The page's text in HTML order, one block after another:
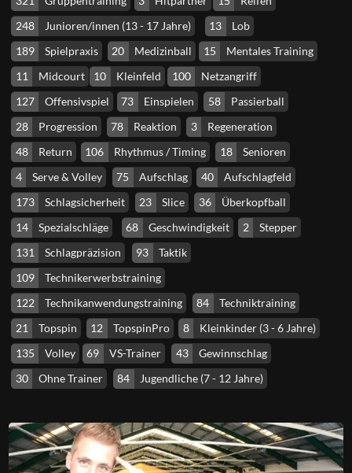
248
Junioren/innen (13 - 17 Jahre) 13
Lob
189
Spielpraxis 20 Medizinball 15
Mentales Training
11
Midcourt 10 Kleinfeld 100
Netzangriff
127
Offensivspiel 73 Einspielen 58
Passierball
28
Progression 78 Reaktion 3
Regeneration
48
Return 106 Rhythmus / Timing 18
Senioren
4
Serve & Volley 75 Aufschlag 40
Aufschlagfeld
173
Schlagsicherheit 23 Slice 36
Überkopfball
14
Spezialschläge 68 Geschwindigkeit 2
Stepper
131
Schlagpräzision 93
Taktik
109
Technikerwerbstraining
122
Technikanwendungstraining 84
Techniktraining
21
Topspin 12 TopspinPro 8
Kleinkinder (3 - 6 Jahre)
135
Volley 69 VS-Trainer 43
Gewinnschlag
30
Ohne Trainer 84 Jugendliche (7 - 12 Jahre)